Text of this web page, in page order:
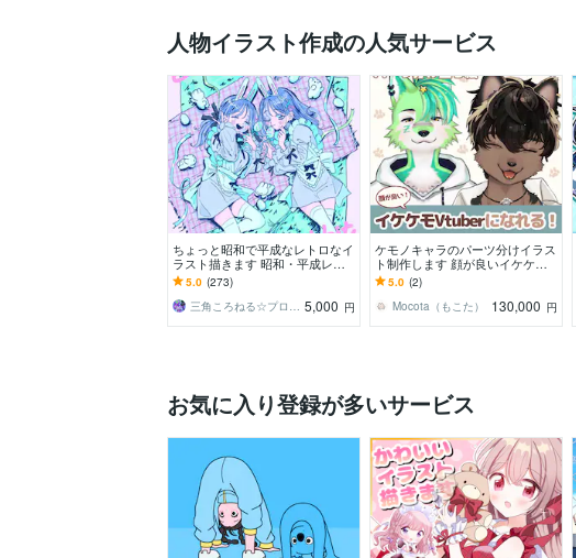
人物イラスト作成の人気サービス
ちょっと昭和で平成なレトロなイ
ラスト描きます 昭和・平成レト
ロ☆ネオン☆パステル
5.0 (273)
三角ころねる☆プロフ必読願います 5,000 円
ケモノキャラのパーツ分けイラス
ト制作します 顔が良いイケケモV
tuberになりたい方、お任せくだ
さい！
5.0 (2)
Mocota（もこた）
130,000 円
お気に入り登録が多いサービス